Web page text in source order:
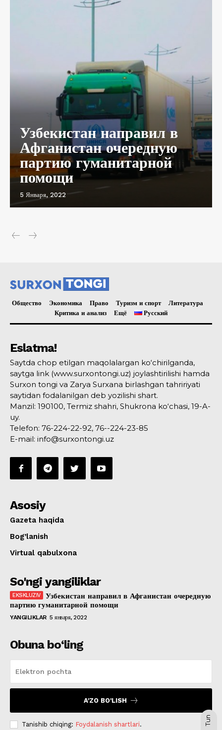
Узбекистан направил в
Афганистан очередную
партию гуманитарной
помощи
5 Января, 2022
Общество Экономика Право Туризм и спорт
Литература
Критика и анализ
Ещё Русский
Eslatma!
Saytda chop etilgan maqolalargan ko‘chirilganda,
saytga link (www.surxontongi.uz) joylashtirilishi hamda
Surxon tongi va Zarya Surxana birlashgan tahririyati
saytidan fodalanilgan deb yozilishi shart.
Manzil: 190100, Termiz shahri, Shukrona ko‘chasi, 19-A-
uy.
Telefon: 76-224-22-92, 76--224-23-85
E-mail: info@surxontongi.uz
Asosiy
Gazeta haqida
Bog’lanish
Virtual qabulxona
So'ngi yangiliklar
Узбекистан направил в Афганистан очередную
партию гуманитарной помощи
YANGILIKLAR 5 января, 2022
Obuna bo‘ling
A'ZO BO'LISH
Tanishib chiqing: Foydalanish shartlari. Tun